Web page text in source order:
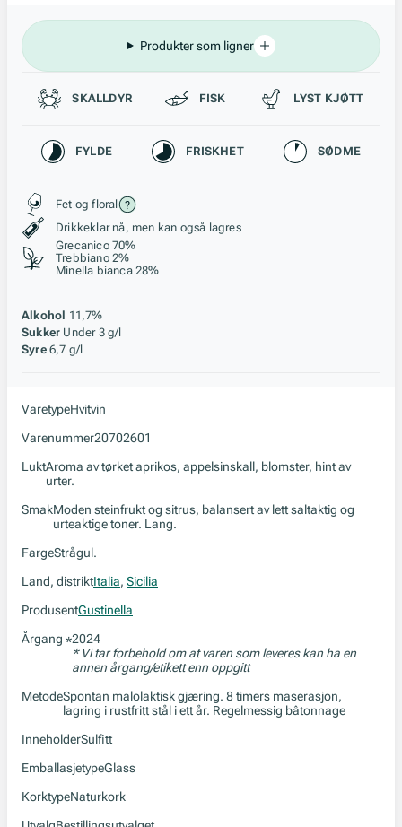
Produkter som ligner
Passer til
SKALLDYR FISK LYST KJØTT
Karakteristikk
FYLDE FRISKHET SØDME
Stil, lagring og råstoff
Fet og floral
Drikkeklar nå, men kan også lagres
Grecanico 70%
Trebbiano 2%
Minella bianca 28%
Alkohol 11,7%
Sukker Under 3 g/l
Syre 6,7 g/l
VaretypeHvitvin
Varenummer20702601
LuktAroma av tørket aprikos, appelsinskall, blomster, hint av
urter.
SmakModen steinfrukt og sitrus, balansert av lett saltaktig og
urteaktige toner. Lang.
FargeStrågul.
Land, distriktItalia, Sicilia
ProdusentGustinella
Årgang *2024
* Vi tar forbehold om at varen som leveres kan ha en
annen årgang/etikett enn oppgitt
MetodeSpontan malolaktisk gjæring. 8 timers maserasjon,
lagring i rustfritt stål i ett år. Regelmessig bâtonnage
InneholderSulfitt
EmballasjetypeGlass
KorktypeNaturkork